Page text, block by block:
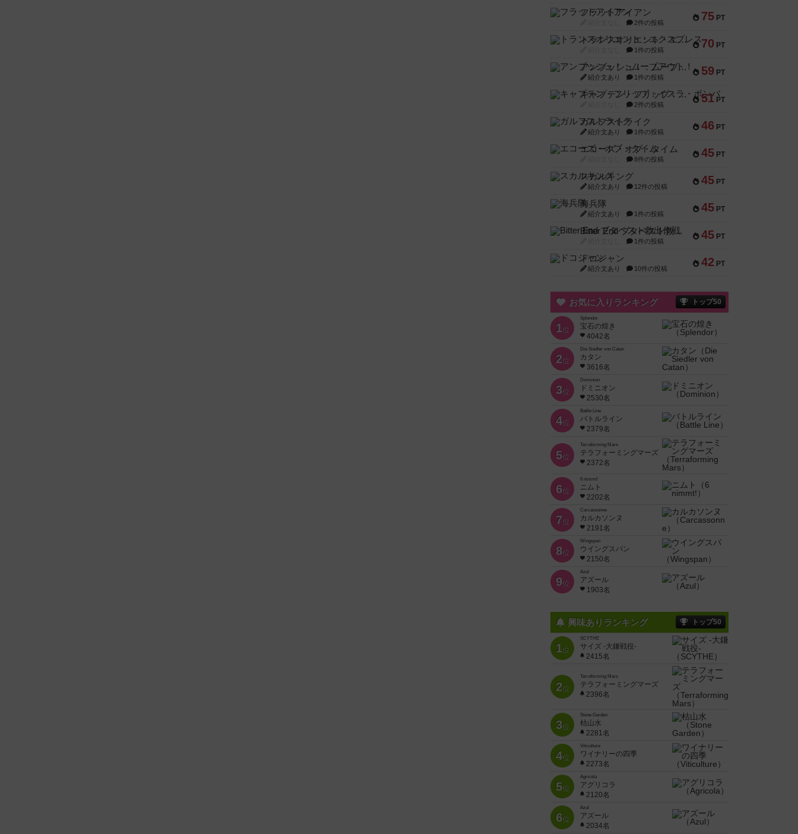
75 PT
フラットアイアン
2件の投稿
70 PT
トランスオリエント・エクスプレス
1件の投稿
59 PT
アンブッシュ！：ムーブアウト！
紹介文あり 1件の投稿
51 PT
キャプテン・フリップ：イスラ・ボンバ
2件の投稿
46 PT
ガルフストライク
紹介文あり 1件の投稿
45 PT
エコーズ・オブ・タイム
8件の投稿
45 PT
スカルキング
紹介文あり 12件の投稿
45 PT
海兵隊
紹介文あり 1件の投稿
45 PT
Bitter End ブタペスト救出作戦
1件の投稿
42 PT
ドコジャン
紹介文あり 10件の投稿
お気に入りランキング トップ50
1位
Splendor
宝石の煌き
4042名
2位
Die Siedler von Catan
カタン
3616名
3位
Dominion
ドミニオン
2530名
4位
Battle Line
バトルライン
2379名
5位
Terraforming Mars
テラフォーミングマーズ
2372名
6位
6 nimmt!
ニムト
2202名
7位
Carcassonne
カルカソンヌ
2191名
8位
Wingspan
ウイングスパン
2150名
9位
Azul
アズール
1903名
興味ありランキング トップ50
1位
SCYTHE
サイズ -大鎌戦役-
2415名
2位
Terraforming Mars
テラフォーミングマーズ
2396名
3位
Stone Garden
枯山水
2281名
4位
Viticulture
ワイナリーの四季
2273名
5位
Agricola
アグリコラ
2120名
6位
Azul
アズール
2034名